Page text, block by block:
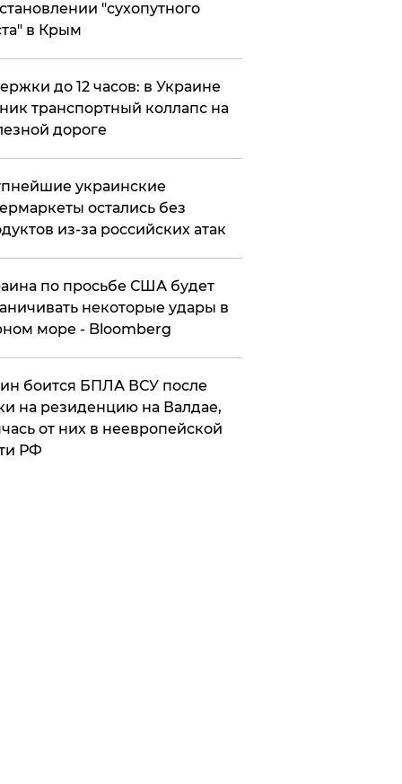
"сухопутного
в Крым
до 12 часов: в Украине
транспортный коллапс на
дороге
украинские
остались без
из-за российских атак
по просьбе США будет
некоторые удары в
море - Bloomberg
боится БПЛА ВСУ после
на резиденцию на Валдае,
от них в неевропейской
РФ